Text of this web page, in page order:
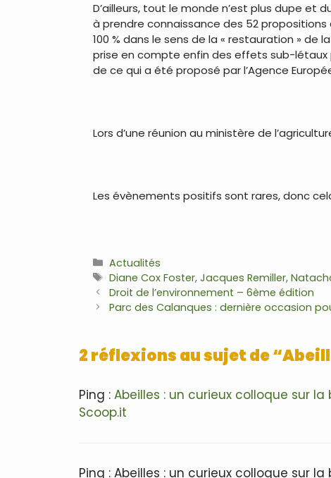
D’ailleurs, tout le monde n’est plus dupe et
à prendre connaissance des 52
100 % dans le sens de la « restauration »
prise en compte enfin des effets sub-létaux
de ce qui a été proposé par l’Agence
Lors d’une réunion au ministère de
Les évènements positifs sont rares, donc
Catégories
Actualités
Étiquettes
Diane Cox Foster,Jacques Remiller,
Navigation
des
Droit de l’environnement – 6ème édition
Parc des Calanques : dernière occasion
2 réflexions au sujet de
Ping : Abeilles : un curieux colloque sur
Scoop.it
Ping : Abeilles : un curieux colloque sur